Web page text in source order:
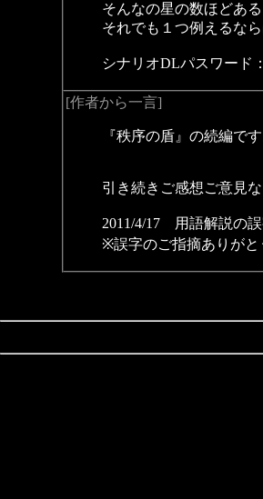
そんなの星の数ほどある
それでも１つ例えるな
シナリオDLパスワード
[作者から一言]
『秩序の盾』の続編です
引き続きご感想ご意見
2011/4/17 用語解説の
※誤字のご指摘ありがと